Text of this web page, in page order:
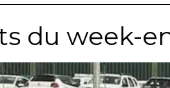
du week-